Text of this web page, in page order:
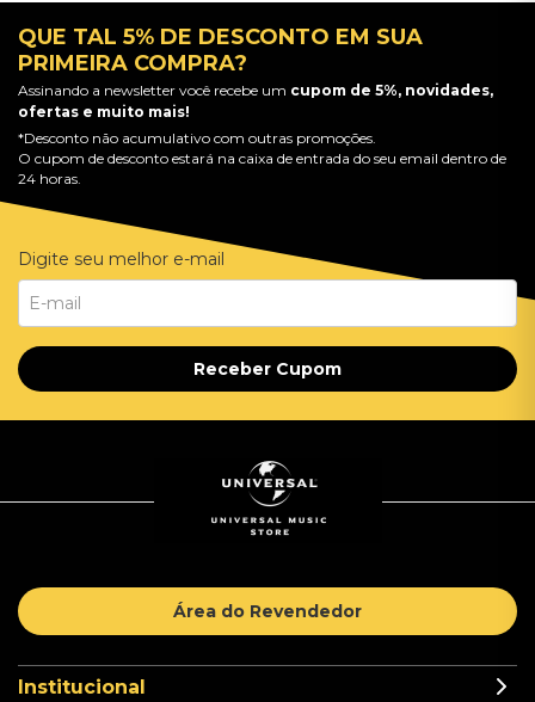
QUE TAL 5% DE DESCONTO EM SUA
PRIMEIRA COMPRA?
Assinando a newsletter você recebe um cupom de 5%, novidades,
ofertas e muito mais!
*Desconto não acumulativo com outras promoções.
O cupom de desconto estará na caixa de entrada do seu email dentro de
24 horas.
Digite seu melhor e-mail
Receber Cupom
Área do Revendedor
Institucional